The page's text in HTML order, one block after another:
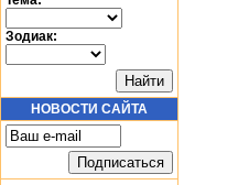
Зодиак:
НОВОСТИ САЙТА